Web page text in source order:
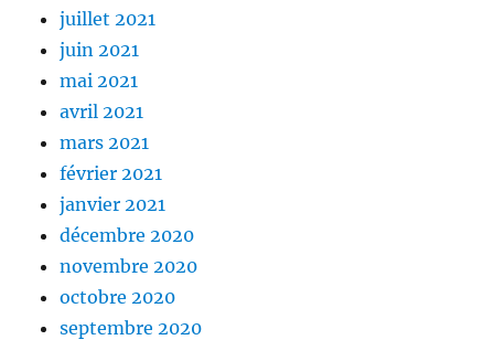
juillet 2021
juin 2021
mai 2021
avril 2021
mars 2021
février 2021
janvier 2021
décembre 2020
novembre 2020
octobre 2020
septembre 2020